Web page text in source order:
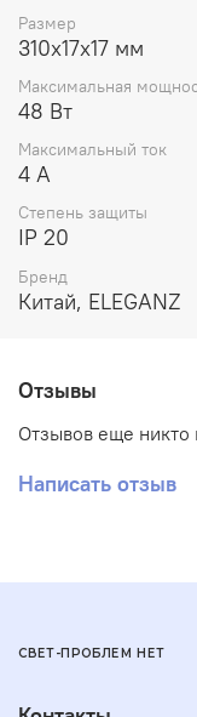
Размер
310х17х17 мм
Максимальная
48 Вт
Максимальный ток
4 А
Степень защиты
IP 20
Бренд
Китай, ELEGANZ
Отзывы
Отзывов еще никто
Написать отзыв
СВЕТ-ПРОБЛЕМ НЕТ